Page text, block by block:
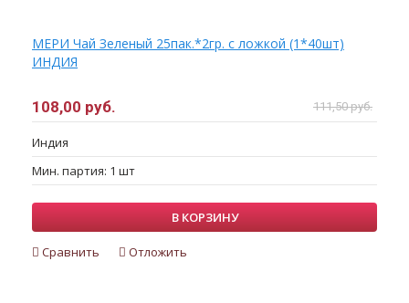
МЕРИ Чай Зеленый 25пак.*2гр. с ложкой (1*40шт)
ИНДИЯ
108,00 руб. 111,50 руб.
Индия
Мин. партия: 1 шт
В КОРЗИНУ
Сравнить Отложить